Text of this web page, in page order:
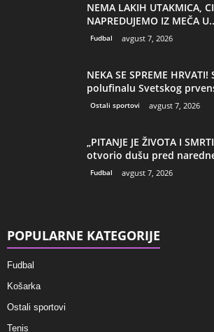
NEMA LAKIH UTAKMICA,
NAPREDUJEMO IZ MEČA
Fudbal avgust 7, 2026
NEKA SE SPREME
polufinalu Svetskog
Ostali sportovi avgust 7, 2026
„PITANJE JE ŽIVOTA I
otvorio dušu pred
Fudbal avgust 7, 2026
POPULARNE KATEGORIJE
Fudbal
Košarka
Ostali sportovi
Tenis